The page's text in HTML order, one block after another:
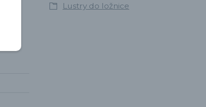
Lustry do ložnice